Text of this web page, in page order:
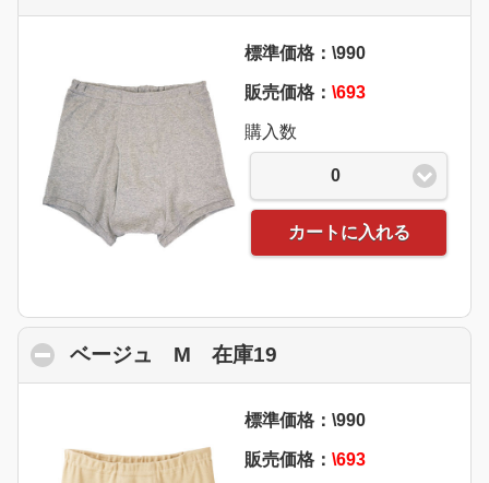
標準価格：\990
販売価格： \693
購入数
0
カートに入れる
ベージュ M 在庫19
標準価格：\990
販売価格： \693